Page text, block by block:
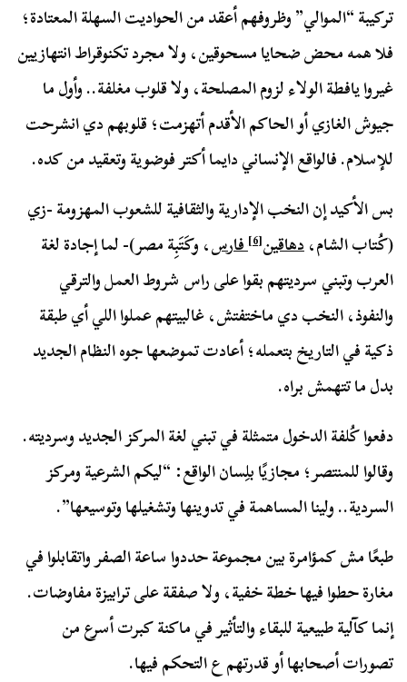
تركيبة “الموالي” وظروفهم أعقد من الحواديت السهلة المعتادة؛
فلا همه محض ضحايا مسحوقين، ولا مجرد تكنوقراط انتهازيين
غيروا يافطة الولاء لزوم المصلحة، ولا قلوب مغلفة.. وأول ما
جيوش الغازي أو الحاكم الأقدم أتهزمت؛ قلوبهم دي انشرحت
للإسلام. فالواقع الإنساني دايما أكتر فوضوية وتعقيد من كده.
بس الأكيد إن النخب الإدارية والثقافية للشعوب المهزومة -زي
(كُتاب الشام،دهاقين[6] فارس، وكَتَبِة مصر)- لما إجادة لغة
العرب وتبني سرديتهم بقوا على راس شروط العمل والترقي
والنفوذ، النخب دي ماختفتش، غالبيتهم عملوا اللي أي طبقة
ذكية في التاريخ بتعمله؛ أعادت تموضعها جوه النظام الجديد
بدل ما تتهمش براه.
دفعوا كُلفة الدخول متمثلة في تبني لغة المركز الجديد وسرديته.
وقالوا للمنتصر؛ مجازيًا بلِسان الواقع: “ليكم الشرعية ومركز
السردية.. ولينا المساهمة في تدوينها وتشغيلها وتوسيعها”.
طبعًا مش كمؤامرة بين مجموعة حددوا ساعة الصفر واتقابلوا في
مغارة حطوا فيها خطة خفية، ولا صفقة على ترابيزة مفاوضات.
إنما كآلية طبيعية للبقاء والتأثير في ماكنة كبرت أسرع من
تصورات أصحابها أو قدرتهم ع التحكم فيها.